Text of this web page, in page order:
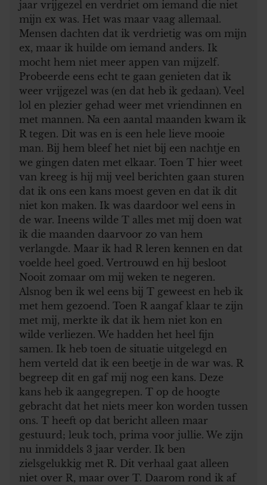
jaar vrijgezel en verdriet om iemand die niet
mijn ex was. Het was maar vaag allemaal.
Mensen dachten dat ik verdrietig was om mijn
ex, maar ik huilde om iemand anders. Ik
mocht hem niet meer appen van mijzelf.
Probeerde eens echt te gaan genieten dat ik
weer vrijgezel was (en dat heb ik gedaan). Veel
lol en plezier gehad weer met vriendinnen en
met mannen. Na een aantal maanden kwam ik
R tegen. Dit was en is een hele lieve mooie
man. Bij hem bleef het niet bij een nachtje en
we gingen daten met elkaar. Toen T hier weet
van kreeg is hij mij veel berichten gaan sturen
dat ik ons een kans moest geven en dat ik dit
niet kon maken. Ik was daardoor wel eens in
de war. Ineens wilde T alles met mij doen wat
ik die maanden daarvoor zo van hem
verlangde. Maar ik had R leren kennen en dat
voelde heel goed. Vertrouwd en hij besloot
Nooit zomaar om mij weken te negeren.
Alsnog ben ik wel eens bij T geweest en heb ik
met hem gezoend. Toen R aangaf klaar te zijn
met mij, merkte ik dat ik hem niet kon en
wilde verliezen. We hadden het heel fijn
samen. Ik heb toen de situatie uitgelegd en
hem verteld dat ik een beetje in de war was. R
begreep dit en gaf mij nog een kans. Deze
kans heb ik aangegrepen. T op de hoogte
gebracht dat het niets meer kon worden tussen
ons. T heeft op dat bericht alleen maar
gestuurd; leuk toch, prima voor jullie. We zijn
nu inmiddels 3 jaar verder. Ik ben
zielsgelukkig met R. Dit verhaal gaat alleen
niet over R, maar over T. Daarom rond ik af